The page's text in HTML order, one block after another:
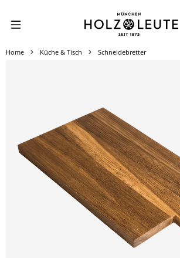
Zum Hauptinhalt springen
Home Küche & Tisch Schneidebretter